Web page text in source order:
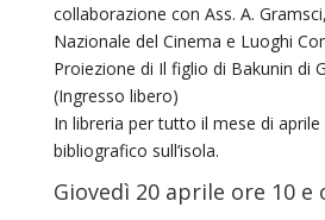
collaborazione con Ass. A.
Nazionale del Cinema e Luoghi
Proiezione di Il figlio di Bakunin di
(Ingresso libero)
In libreria per tutto il mese di
bibliografico sull’isola.
Giovedì 20 aprile ore 10 e